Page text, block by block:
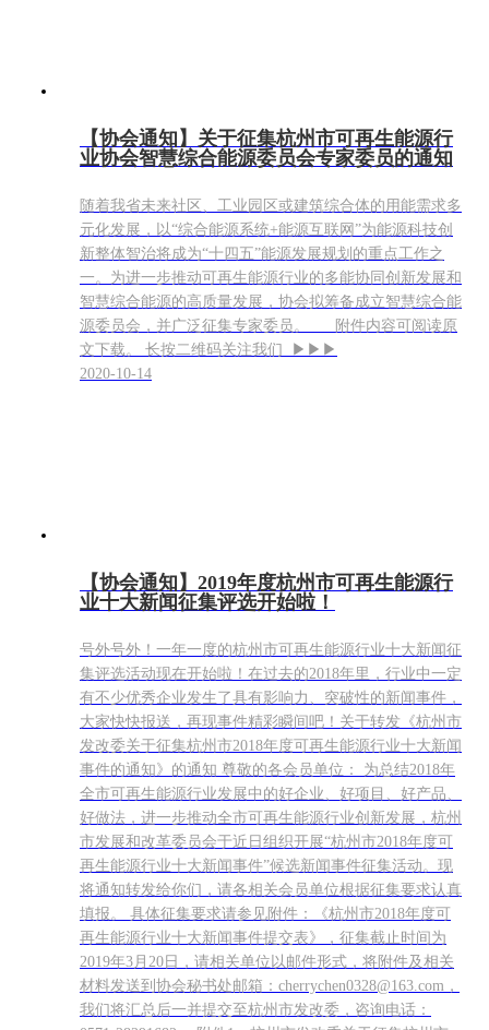
【协会通知】关于征集杭州市可再生能源行
业协会智慧综合能源委员会专家委员的通知
随着我省未来社区、工业园区或建筑综合体的用能需求多
元化发展，以“综合能源系统+能源互联网”为能源科技创
新整体智治将成为“十四五”能源发展规划的重点工作之
一。为进一步推动可再生能源行业的多能协同创新发展和
智慧综合能源的高质量发展，协会拟筹备成立智慧综合能
源委员会，并广泛征集专家委员。 附件内容可阅读原
文下载。 长按二维码关注我们 ▶▶▶
2020-10-14
【协会通知】2019年度杭州市可再生能源行
业十大新闻征集评选开始啦！
号外号外！一年一度的杭州市可再生能源行业十大新闻征
集评选活动现在开始啦！在过去的2018年里，行业中一定
有不少优秀企业发生了具有影响力、突破性的新闻事件，
大家快快报送，再现事件精彩瞬间吧！关于转发《杭州市
发改委关于征集杭州市2018年度可再生能源行业十大新闻
事件的通知》的通知 尊敬的各会员单位： 为总结2018年
全市可再生能源行业发展中的好企业、好项目、好产品、
好做法，进一步推动全市可再生能源行业创新发展，杭州
市发展和改革委员会于近日组织开展“杭州市2018年度可
再生能源行业十大新闻事件”候选新闻事件征集活动。现
将通知转发给你们，请各相关会员单位根据征集要求认真
填报。 具体征集要求请参见附件：《杭州市2018年度可
再生能源行业十大新闻事件提交表》，征集截止时间为
2019年3月20日，请相关单位以邮件形式，将附件及相关
材料发送到协会秘书处邮箱：cherrychen0328@163.com，
我们将汇总后一并提交至杭州市发改委，咨询电话：